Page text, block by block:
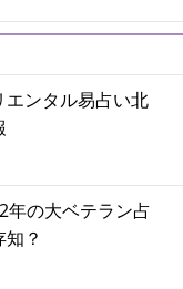
ンタル易占い北
年の大ベテラン占
？